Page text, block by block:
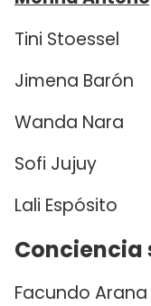
Tini Stoessel
Jimena Barón
Wanda Nara
Sofi Jujuy
Lali Espósito
Conciencia
Facundo Arana